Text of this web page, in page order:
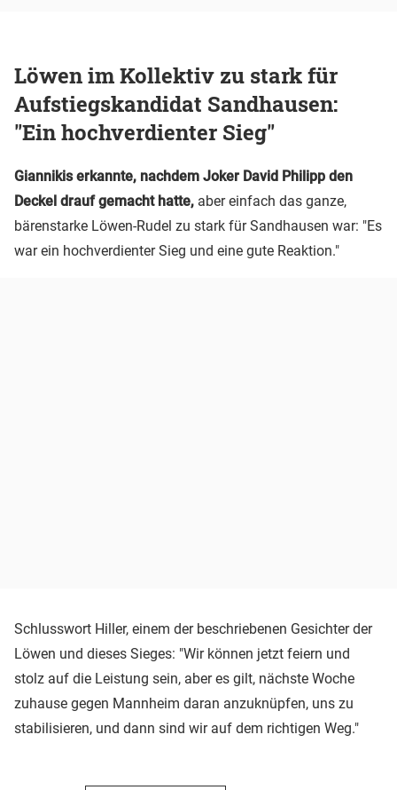
Löwen im Kollektiv zu stark für
Aufstiegskandidat Sandhausen:
"Ein hochverdienter Sieg"
Giannikis erkannte, nachdem Joker David Philipp den
Deckel drauf gemacht hatte, aber einfach das ganze,
bärenstarke Löwen-Rudel zu stark für Sandhausen war: "Es
war ein hochverdienter Sieg und eine gute Reaktion."
Schlusswort Hiller, einem der beschriebenen Gesichter der
Löwen und dieses Sieges: "Wir können jetzt feiern und
stolz auf die Leistung sein, aber es gilt, nächste Woche
zuhause gegen Mannheim daran anzuknüpfen, uns zu
stabilisieren, und dann sind wir auf dem richtigen Weg."